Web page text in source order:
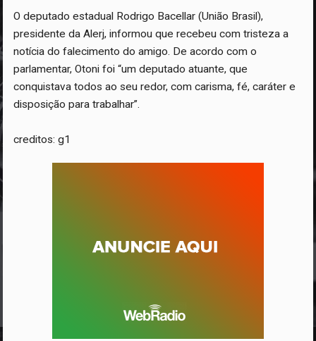
O deputado estadual Rodrigo Bacellar (União Brasil),
presidente da Alerj, informou que recebeu com tristeza a
notícia do falecimento do amigo. De acordo com o
parlamentar, Otoni foi “um deputado atuante, que
conquistava todos ao seu redor, com carisma, fé, caráter e
disposição para trabalhar”.
creditos: g1